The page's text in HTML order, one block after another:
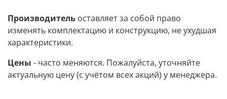
Производитель оставляет за собой право
изменять комплектацию и конструкцию, не ухудшая
характеристики.
Цены - часто меняются. Пожалуйста, уточняйте
актуальную цену (с учётом всех акций) у менеджера.